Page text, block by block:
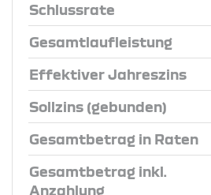
Schlussrate
Gesamtlaufleistung
Effektiver Jahreszins
Sollzins (gebunden)
Gesamtbetrag in Raten
Gesamtbetrag inkl.
Anzahlung